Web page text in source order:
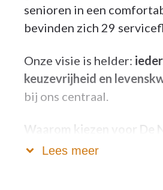
senioren in een
bevinden zich 29
Onze visie is helder:
keuzevrijheid en
bij ons centraal.
Waarom kiezen voor De
Lees meer